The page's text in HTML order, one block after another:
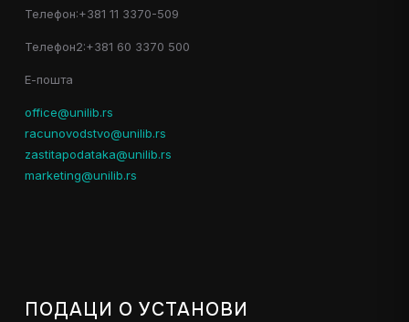
Телефон:+381 11 3370-509
Телефон2:+381 60 3370 500
Е-пошта
office@unilib.rs
racunovodstvo@unilib.rs
zastitapodataka@unilib.rs
marketing@unilib.rs
ПОДАЦИ О УСТАНОВИ